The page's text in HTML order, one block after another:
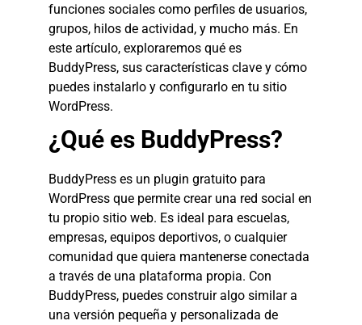
funciones sociales como perfiles de usuarios,
grupos, hilos de actividad, y mucho más. En
este artículo, exploraremos qué es
BuddyPress, sus características clave y cómo
puedes instalarlo y configurarlo en tu sitio
WordPress.
¿Qué es BuddyPress?
BuddyPress es un plugin gratuito para
WordPress que permite crear una red social en
tu propio sitio web. Es ideal para escuelas,
empresas, equipos deportivos, o cualquier
comunidad que quiera mantenerse conectada
a través de una plataforma propia. Con
BuddyPress, puedes construir algo similar a
una versión pequeña y personalizada de